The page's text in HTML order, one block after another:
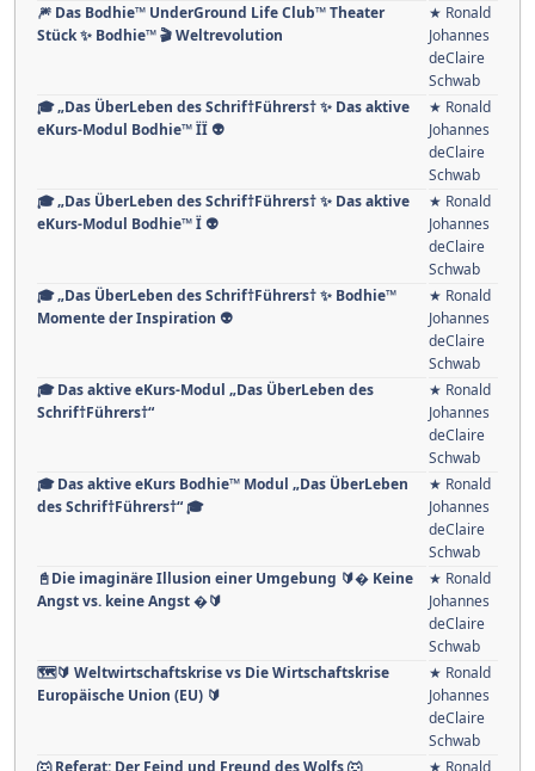
🎆 Das Bodhie™ UnderGround Life Club™ Theater
Stück ✨ Bodhie™ 🎬 Weltrevolution
★ Ronald
Johannes
deClaire
Schwab
🎓 „Das ÜberLeben des Schrif†Führers† ✨ Das aktive
eKurs-Modul Bodhie™ ÏÏ 👽
★ Ronald
Johannes
deClaire
Schwab
🎓 „Das ÜberLeben des Schrif†Führers† ✨ Das aktive
eKurs-Modul Bodhie™ Ï 👽
★ Ronald
Johannes
deClaire
Schwab
🎓 „Das ÜberLeben des Schrif†Führers† ✨ Bodhie™
Momente der Inspiration 👽
★ Ronald
Johannes
deClaire
Schwab
🎓 Das aktive eKurs-Modul „Das ÜberLeben des
Schrif†Führers†“
★ Ronald
Johannes
deClaire
Schwab
🎓 Das aktive eKurs Bodhie™ Modul „Das ÜberLeben
des Schrif†Führers†“ 🎓
★ Ronald
Johannes
deClaire
Schwab
📓Die imaginäre Illusion einer Umgebung 🔰� Keine
Angst vs. keine Angst �🔰
★ Ronald
Johannes
deClaire
Schwab
🗺️🔰 Weltwirtschaftskrise vs Die Wirtschaftskrise
Europäische Union (EU) 🔰
★ Ronald
Johannes
deClaire
Schwab
🐺 Referat: Der Feind und Freund des Wolfs 🐺
★ Ronald